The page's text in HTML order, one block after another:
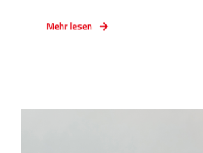
Mehr lesen